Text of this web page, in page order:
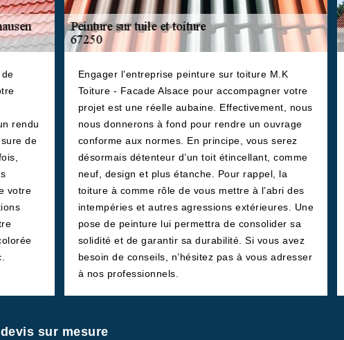
rendu
de
votre
Engager l’entreprise peinture sur toiture M.K
Toiture - Facade Alsace pour accompagner votre
projet est une réelle aubaine. Effectivement, nous
nous donnerons à fond pour rendre un ouvrage
conforme aux normes. En principe, vous serez
désormais détenteur d’un toit étincellant, comme
neuf, design et plus étanche. Pour rappel, la
toiture à comme rôle de vous mettre à l’abri des
intempéries et autres agressions extérieures. Une
pose de peinture lui permettra de consolider sa
solidité et de garantir sa durabilité. Si vous avez
besoin de conseils, n’hésitez pas à vous adresser
à nos professionnels.
sur mesure